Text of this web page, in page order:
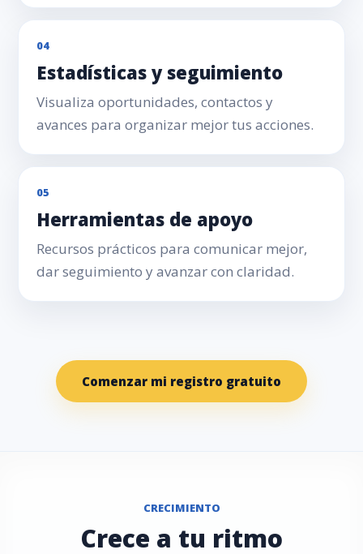
04
Estadísticas y seguimiento
Visualiza oportunidades, contactos y
avances para organizar mejor tus acciones.
05
Herramientas de apoyo
Recursos prácticos para comunicar mejor,
dar seguimiento y avanzar con claridad.
Comenzar mi registro gratuito
CRECIMIENTO
Crece a tu ritmo